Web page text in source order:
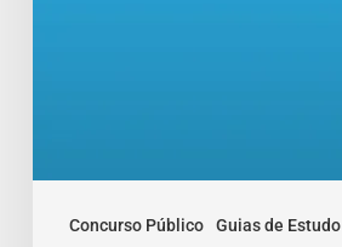
Concurso Público Guias de Estudo